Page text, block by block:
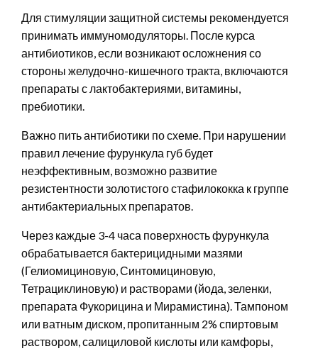
Для стимуляции защитной системы рекомендуется
принимать иммуномодуляторы. После курса
антибиотиков, если возникают осложнения со
стороны желудочно-кишечного тракта, включаются
препараты с лактобактериями, витамины,
пребиотики.
Важно пить антибиотики по схеме. При нарушении
правил лечение фурункула губ будет
неэффективным, возможно развитие
резистентности золотистого стафилококка к группе
антибактериальных препаратов.
Через каждые 3-4 часа поверхность фурункула
обрабатывается бактерицидными мазями
(Гелиомициновую, Синтомициновую,
Тетрациклиновую) и растворами (йода, зеленки,
препарата Фукорицина и Мирамистина). Тампоном
или ватным диском, пропитанным 2% спиртовым
раствором, салициловой кислоты или камфоры,